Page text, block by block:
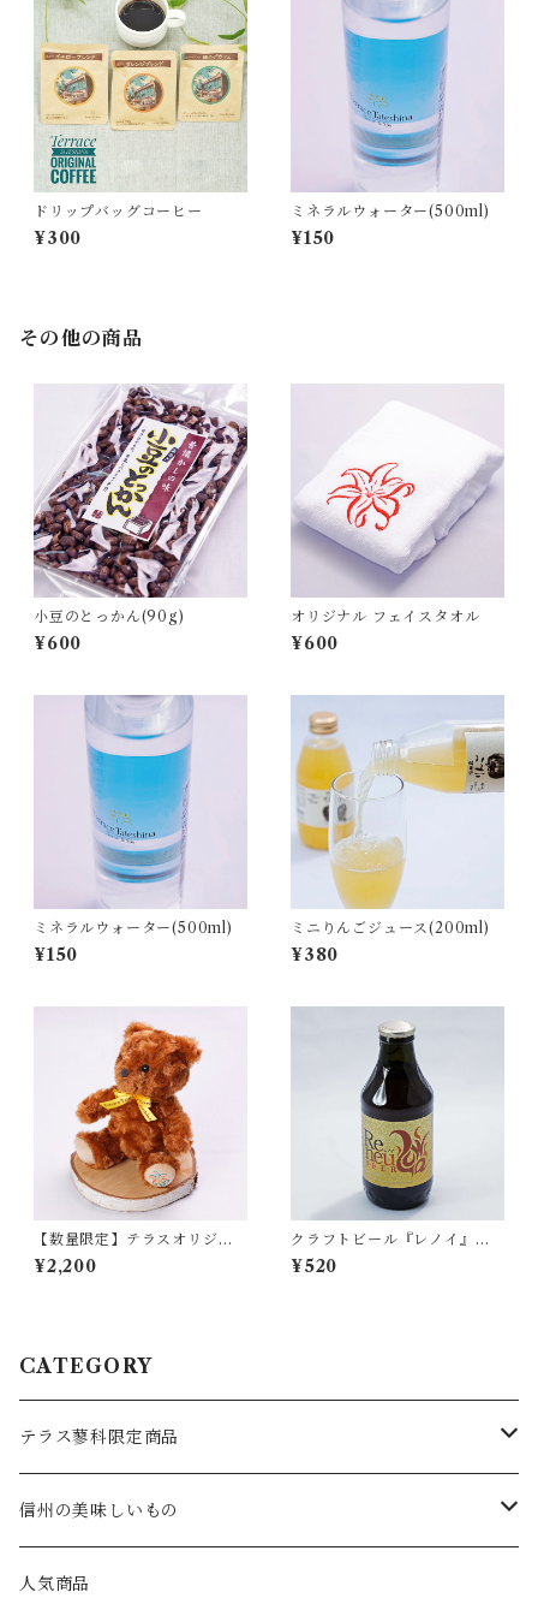
ドリップバッグコーヒー
¥300
ミネラルウォーター(500ml)
¥150
その他の商品
小豆のとっかん(90g)
¥600
オリジナル フェイスタオル
¥600
ミネラルウォーター(500ml)
¥150
ミニりんごジュース(200ml)
¥380
【数量限定】テラスオリジナ
ルベア
¥2,200
クラフトビール『レノイ』（3
30ml瓶）
¥520
CATEGORY
テラス蓼科限定商品
食べもの
ブルーベリーコンポート
飲みもの
信州の美味しいもの
食べもの
人気商品